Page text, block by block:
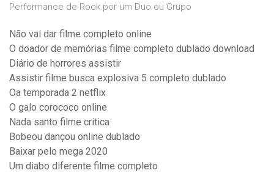
Performance de Rock por um Duo ou Grupo
Não vai dar filme completo online
O doador de memórias filme completo dublado download
Diário de horrores assistir
Assistir filme busca explosiva 5 completo dublado
Oa temporada 2 netflix
O galo corococo online
Nada santo filme critica
Bobeou dançou online dublado
Baixar pelo mega 2020
Um diabo diferente filme completo